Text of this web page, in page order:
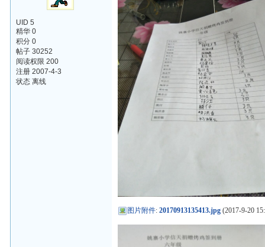
UID 5
精华 0
积分 0
帖子 30252
阅读权限 200
注册 2007-4-3
状态 离线
图片附件:20170913135413.jpg (2017-9-20